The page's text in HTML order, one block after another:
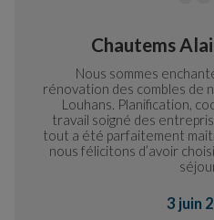
Chautems
Nous sommes
rénovation des combles de
Louhans. Planification,
travail soigné des
tout a été parfaitement
nous félicitons d’avoir
séjour
3 juin